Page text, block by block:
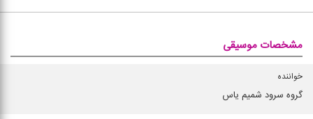
مشخصات موسیقی
خواننده
گروه سرود شمیم یاس